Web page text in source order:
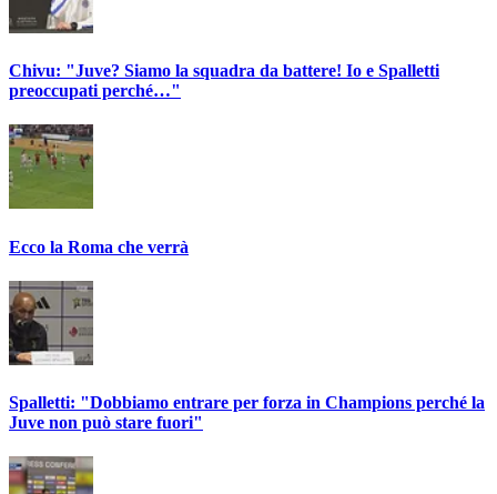
Chivu: "Juve? Siamo la squadra da battere! Io e Spalletti
preoccupati perché…"
Ecco la Roma che verrà
Spalletti: "Dobbiamo entrare per forza in Champions perché la
Juve non può stare fuori"